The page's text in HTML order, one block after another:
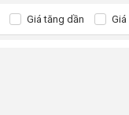
Giá tăng dần